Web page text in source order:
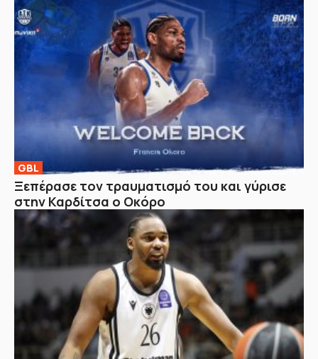
GBL
Ξεπέρασε τον τραυματισμό του και γύρισε
στην Καρδίτσα ο Οκόρο